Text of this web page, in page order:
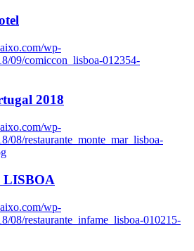
wp-
09/comiccon_lisboa-012354-
2018
wp-
08/restaurante_monte_mar_lisboa-
wp-
08/restaurante_infame_lisboa-010215-